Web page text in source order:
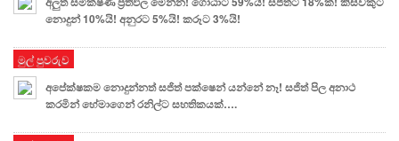
නොදුන් 10%යි! අනුරට 5%යි! කරූට 3%යි!
මුල් පුවරුව
අපේක්ෂකම නොදුන්නත් සජිත් පක්ෂෙන් යන්නේ නෑ! සජිත් පිල අනාථ
කරමින් හේමාගෙන් රනිල්ට සහතිකයක්….